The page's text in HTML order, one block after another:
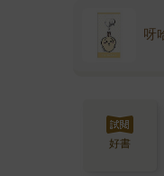
呀
好書